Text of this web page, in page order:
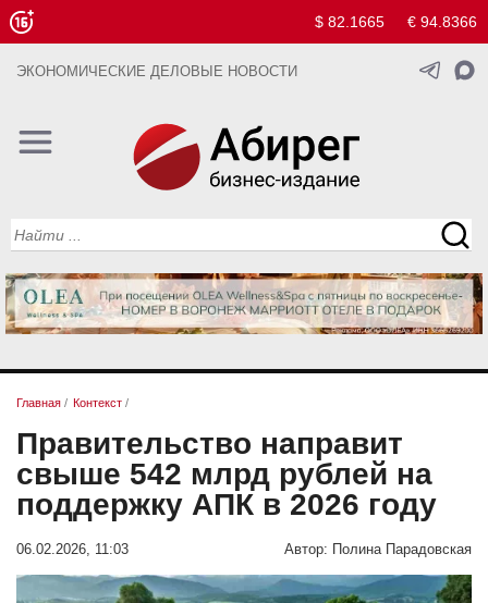
$ 82.1665 € 94.8366
ЭКОНОМИЧЕСКИЕ ДЕЛОВЫЕ НОВОСТИ
Главная / Контекст /
Правительство направит
свыше 542 млрд рублей на
поддержку АПК в 2026 году
06.02.2026, 11:03 Автор: Полина Парадовская